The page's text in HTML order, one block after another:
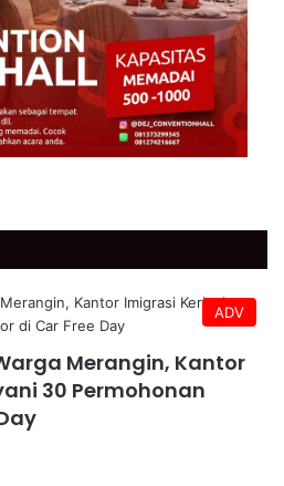
ADV
Merangin, Kantor
30 Permohonan